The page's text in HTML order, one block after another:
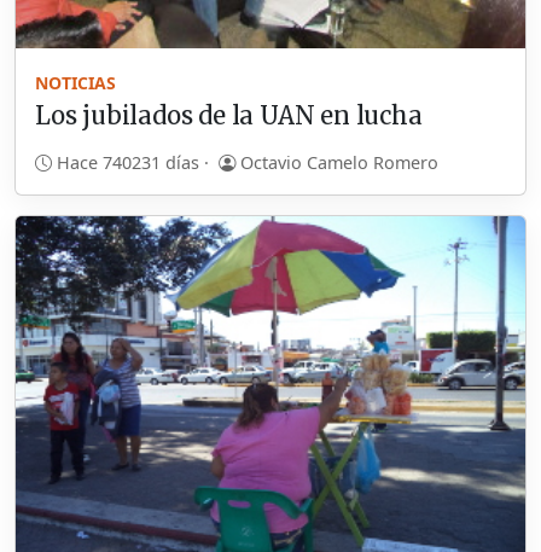
NOTICIAS
Los jubilados de la UAN en lucha
Hace 740231 días · Octavio Camelo Romero